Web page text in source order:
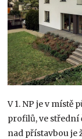
V 1. NP je v
profilů, ve střední
nad přístavbou je